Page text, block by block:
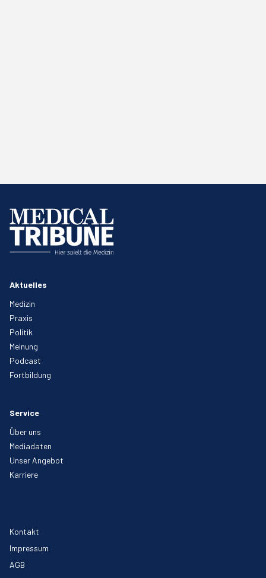
Aktuelles
Medizin
Praxis
Politik
Meinung
Podcast
Fortbildung
Service
Über uns
Mediadaten
Unser Angebot
Karriere
Kontakt
Impressum
AGB